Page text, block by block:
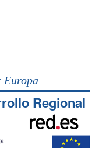
Europa
Regional